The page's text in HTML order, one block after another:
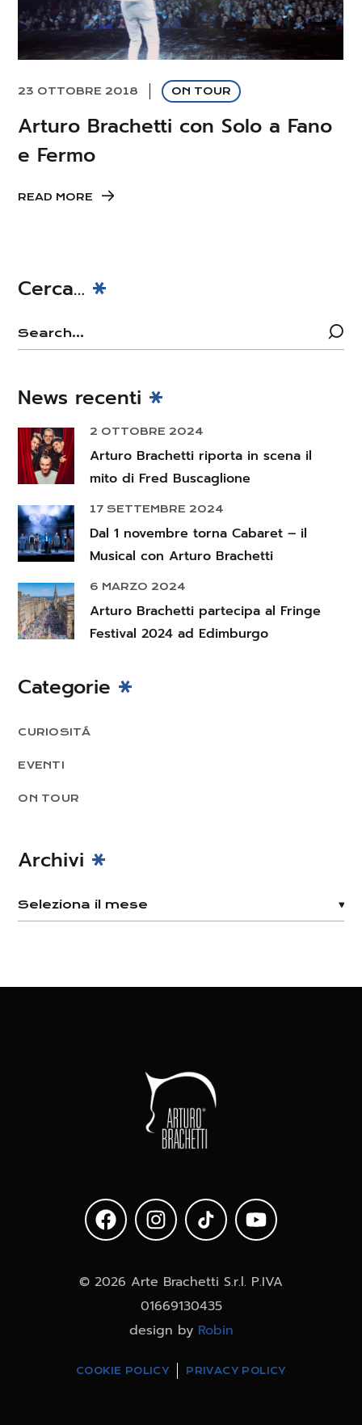
23 OTTOBRE 2018 ON TOUR
Arturo Brachetti con Solo a Fano
e Fermo
READ MORE
Cerca…
News recenti
2 OTTOBRE 2024
Arturo Brachetti riporta in scena il
mito di Fred Buscaglione
17 SETTEMBRE 2024
Dal 1 novembre torna Cabaret – il
Musical con Arturo Brachetti
6 MARZO 2024
Arturo Brachetti partecipa al Fringe
Festival 2024 ad Edimburgo
Categorie
CURIOSITÁ
EVENTI
ON TOUR
Archivi
© 2026 Arte Brachetti S.r.l. P.IVA
01669130435
design by Robin
COOKIE POLICY PRIVACY POLICY